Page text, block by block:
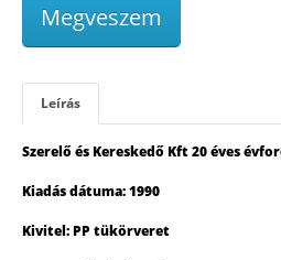
Megveszem
Leírás
Szerelő és Kereskedő Kft 20 éves
Kiadás dátuma: 1990
Kivitel: PP tükörveret